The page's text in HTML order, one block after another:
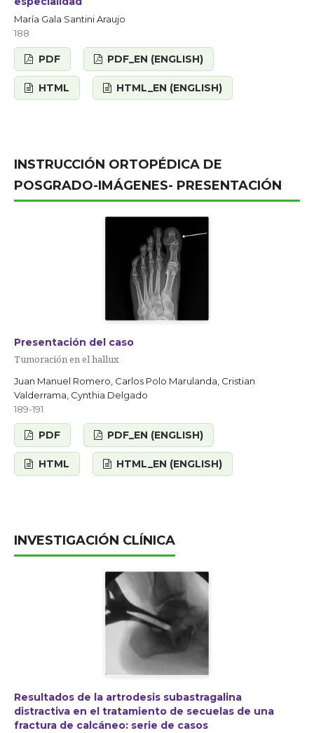
María Gala Santini Araujo
188
PDF PDF_EN (ENGLISH)
HTML HTML_EN (ENGLISH)
INSTRUCCIÓN ORTOPÉDICA DE
POSGRADO-IMÁGENES- PRESENTACIÓN
Presentación del caso
Tumoración en el hallux
Juan Manuel Romero, Carlos Polo Marulanda, Cristian
Valderrama, Cynthia Delgado
189-191
PDF PDF_EN (ENGLISH)
HTML HTML_EN (ENGLISH)
INVESTIGACIÓN CLÍNICA
Resultados de la artrodesis subastragalina
distractiva en el tratamiento de secuelas de una
fractura de calcáneo: serie de casos